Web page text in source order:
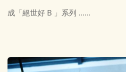
成「絕世好 B 」系列 ......